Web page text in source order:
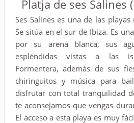
Platja de ses Salines
Ses Salines es una de las
Se sitúa en el sur de Ibiza. Es
por su arena blanca, sus
espléndidas vistas a las
Formentera, además de sus
chiringuitos y música para
disfrutar con total tranquilidad
te aconsejamos que vengas
El acceso a esta playa es muy